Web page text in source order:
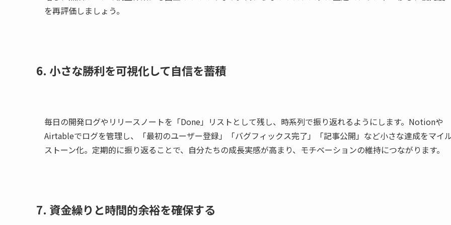
を再評価しましょう。
6. 小さな勝利を可視化して自信を蓄積
毎日の開発ログやリリースノートを「Done」リストとして残し、時系列で振り返れるようにします。Notionや
Airtableでログを管理し、「最初のユーザー登録」「バグフィックス完了」「記事公開」など小さな達成をマイ
ストーン化。定期的に振り返ることで、自分たちの成長実感が高まり、モチベーションの維持につながります。
7. 資金繰りと時間的余裕を確保する